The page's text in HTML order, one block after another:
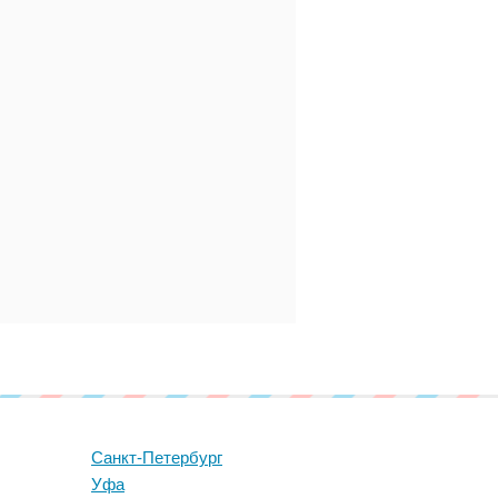
Санкт-Петербург
Уфа